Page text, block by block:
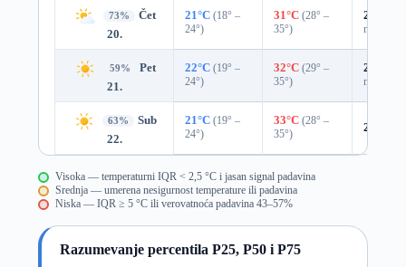
73%
Čet
20.
21°C (18° –
24°)
31°C (28° –
35°)
25%
mm)
59%
Pet
21.
22°C (19° –
24°)
32°C (29° –
35°)
29%
mm)
63%
Sub
22.
21°C (19° –
24°)
33°C (28° –
35°)
24%
Visoka — temperaturni IQR < 2,5 °C i jasan signal padavina
Srednja — umerena nesigurnost temperature ili padavina
Niska — IQR ≥ 5 °C ili verovatnoća padavina 43–57%
Razumevanje percentila P25, P50 i P75